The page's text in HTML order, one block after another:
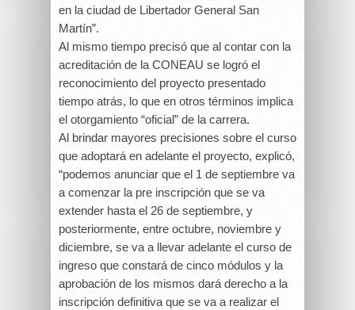
en la ciudad de Libertador General San
Martín”.
Al mismo tiempo precisó que al contar con la
acreditación de la CONEAU se logró el
reconocimiento del proyecto presentado
tiempo atrás, lo que en otros términos implica
el otorgamiento “oficial” de la carrera.
Al brindar mayores precisiones sobre el curso
que adoptará en adelante el proyecto, explicó,
“podemos anunciar que el 1 de septiembre va
a comenzar la pre inscripción que se va
extender hasta el 26 de septiembre, y
posteriormente, entre octubre, noviembre y
diciembre, se va a llevar adelante el curso de
ingreso que constará de cinco módulos y la
aprobación de los mismos dará derecho a la
inscripción definitiva que se va a realizar el